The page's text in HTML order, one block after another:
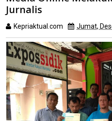
Melakukan Pelatihan Jurnalis
Jurnalis
Kepriaktual.com Jumat,